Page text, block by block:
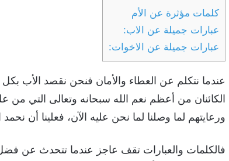
كلمات مؤثرة عن الأم
عبارات جميلة عن الاب:
عبارات جميلة عن الاخوات:
عندما نتكلم عن العطاء والأمان فنحن نقصد الأب
الكائنان من أعظم نعم الله سبحانه وتعالى التي من
ورعايتهم لما وصلنا لما نحن عليه الآن، فعلينا أن
فالكلمات والعبارات تقف عاجز عندما تتحدث عن فضل